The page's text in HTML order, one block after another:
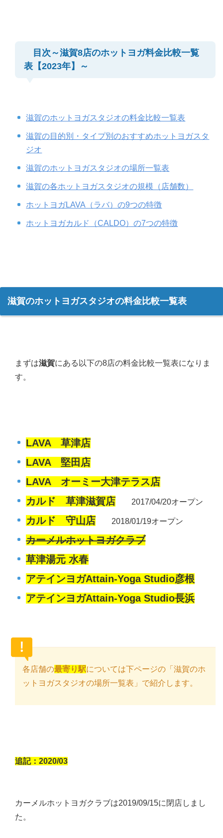
目次～滋賀8店のホットヨガ料金比較一覧
表【2023年】～
滋賀のホットヨガスタジオの料金比較一覧表
滋賀の目的別・タイプ別のおすすめホットヨガスタ
ジオ
滋賀のホットヨガスタジオの場所一覧表
滋賀の各ホットヨガスタジオの規模（店舗数）
ホットヨガLAVA（ラバ）の9つの特徴
ホットヨガカルド（CALDO）の7つの特徴
滋賀のホットヨガスタジオの料金比較一覧表
まずは滋賀にある以下の8店の料金比較一覧表になりま
す。
LAVA 草津店
LAVA 堅田店
LAVA オーミー大津テラス店
カルド 草津滋賀店 2017/04/20オープン
カルド 守山店 2018/01/19オープン
カーメルホットヨガクラブ
草津湯元 水春
アテインヨガAttain-Yoga Studio彦根
アテインヨガAttain-Yoga Studio長浜
各店舗の最寄り駅については下ページの「滋賀のホ
ットヨガスタジオの場所一覧表」で紹介します。
追記：2020/03
カーメルホットヨガクラブは2019/09/15に閉店しまし
た。